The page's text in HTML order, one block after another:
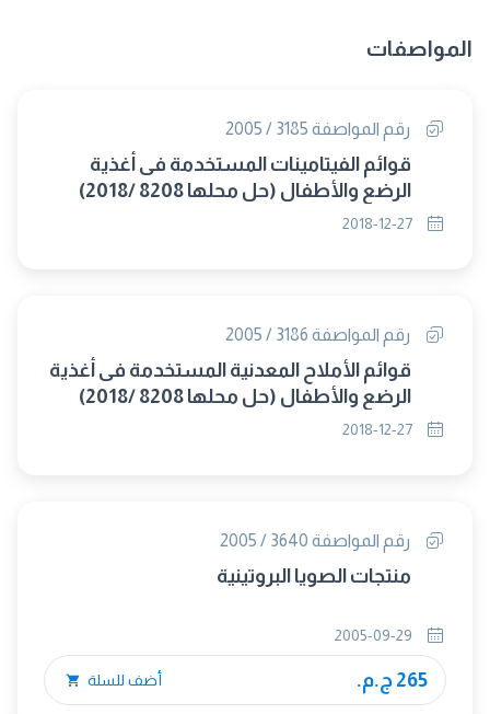
المواصفات
رقم المواصفة 3185 / 2005
قوائم الفيتامينات المستخدمة فى أغذية
الرضع والأطفال (حل محلها 8208 /2018)
رقم المواصفة 3186 / 2005
قوائم الأملاح المعدنية المستخدمة فى أغذية
الرضع والأطفال (حل محلها 8208 /2018)
رقم المواصفة 3640 / 2005
منتجات الصويا البروتينية
265 ج.م. أضف للسلة